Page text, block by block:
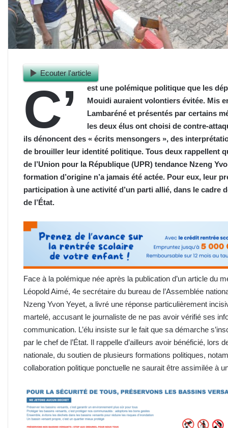
Ecouter l'article
C’
est une polémique politique que les
Mouidi auraient volontiers évitée. Mis
Lambaréné et présentés par certains
les deux élus ont choisi de contre-
ils dénoncent des « écrits mensongers », des
de brouiller leur identité politique. Tous deux rappellent
de l’Union pour la République (UPR) tendance Nzeng
formation d’origine n’a jamais été actée. Pour eux, leur
participation à une activité d’un parti allié, dans le cadre
de l’État.
Face à la polémique née après la publication d’un article du
Léopold Aimé, 4e secrétaire du bureau de l’Assemblée
Nzeng Yvon Yeyet, a livré une réponse particulièrement
martelé, accusant le journaliste de ne pas avoir vérifié ses
communication. L’élu insiste sur le fait que sa démarche
par le chef de l’État. Il rappelle d’ailleurs avoir bénéficié, lors
nationale, du soutien de plusieurs formations politiques,
collaboration politique ponctuelle ne saurait être assimilée à